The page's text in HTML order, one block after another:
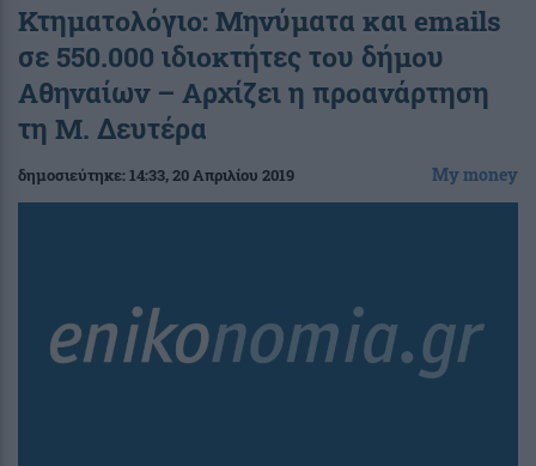
Κτηματολόγιο: Μηνύματα και emails
σε 550.000 ιδιοκτήτες του δήμου
Αθηναίων – Αρχίζει η προανάρτηση
τη Μ. Δευτέρα
δημοσιεύτηκε:14:33, 20 Απριλίου 2019 My money